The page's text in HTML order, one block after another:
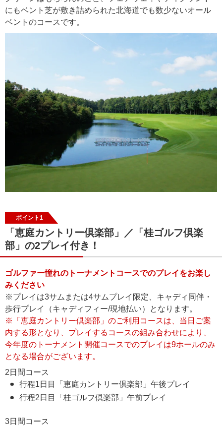
にもベント芝が敷き詰められた北海道でも数少ないオール
ベントのコースです。
ポイント1
「恵庭カントリー倶楽部」／「桂ゴルフ倶楽
部」の2プレイ付き！
ゴルファー憧れのトーナメントコースでのプレイをお楽し
みください
※プレイは3サムまたは4サムプレイ限定、キャディ同伴・
歩行プレイ（キャディフィー/現地払い）となります。
※「恵庭カントリー倶楽部」のご利用コースは、当日ご案
内する形となり、プレイするコースの組み合わせにより、
今年度のトーナメント開催コースでのプレイは9ホールのみ
となる場合がございます。
2日間コース
行程1日目「恵庭カントリー倶楽部」午後プレイ
行程2日目「桂ゴルフ倶楽部」午前プレイ
3日間コース